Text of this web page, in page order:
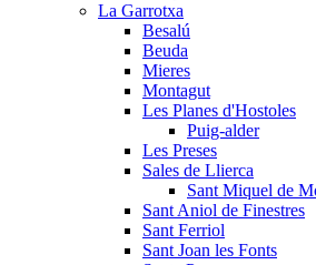
La Garrotxa
Besalú
Beuda
Mieres
Montagut
Les Planes d'Hostoles
Puig-alder
Les Preses
Sales de Llierca
Sant Miquel de
Sant Aniol de Finestres
Sant Ferriol
Sant Joan les Fonts